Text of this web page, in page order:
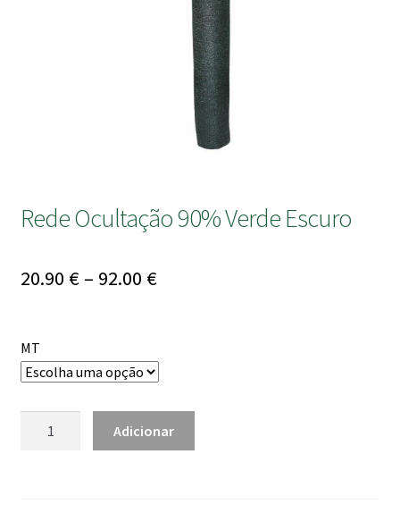
Rede Ocultação 90% Verde Escuro
20.90 € – 92.00 €Price
92.00 €
MT
Adicionar